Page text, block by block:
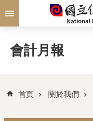
跳到主要內容區塊
會計月報
首頁 關於我們